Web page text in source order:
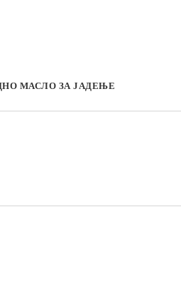
МАСЛО ЗА ЈАДЕЊЕ